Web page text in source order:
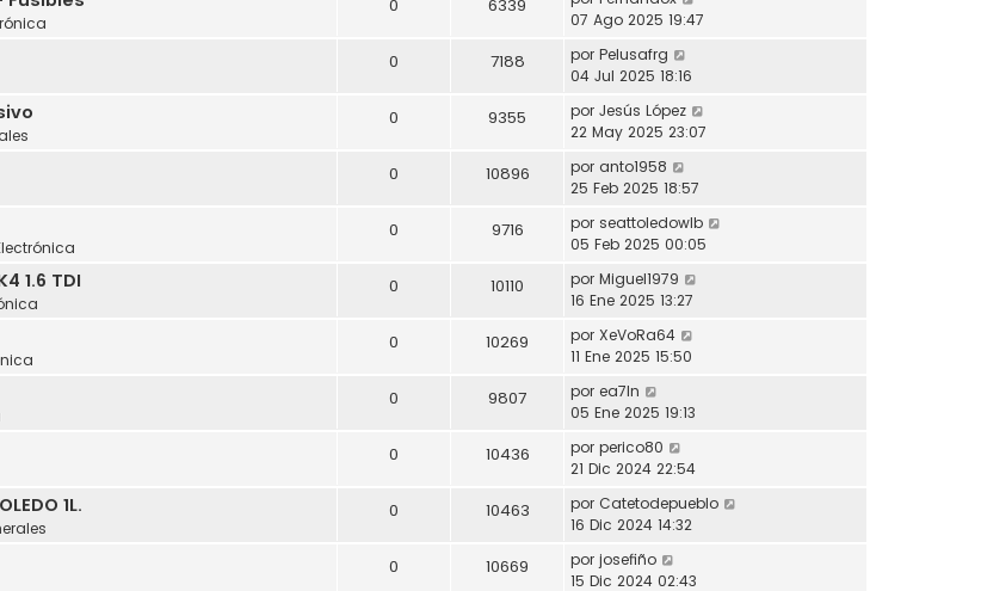
0 6339
07 Ago 2025 19:47
0 7188 por Pelusafrg
04 Jul 2025 18:16
0 9355 por Jesús López
22 May 2025 23:07
0 10896 por anto1958
25 Feb 2025 18:57
0 9716 por seattoledowlb
05 Feb 2025 00:05
1.6 TDI 0 10110 por Miguel1979
16 Ene 2025 13:27
0 10269 por XeVoRa64
11 Ene 2025 15:50
0 9807 por ea7ln
05 Ene 2025 19:13
0 10436 por perico80
21 Dic 2024 22:54
1L. 0 10463 por Catetodepueblo
16 Dic 2024 14:32
0 10669 por josefiño
15 Dic 2024 02:43